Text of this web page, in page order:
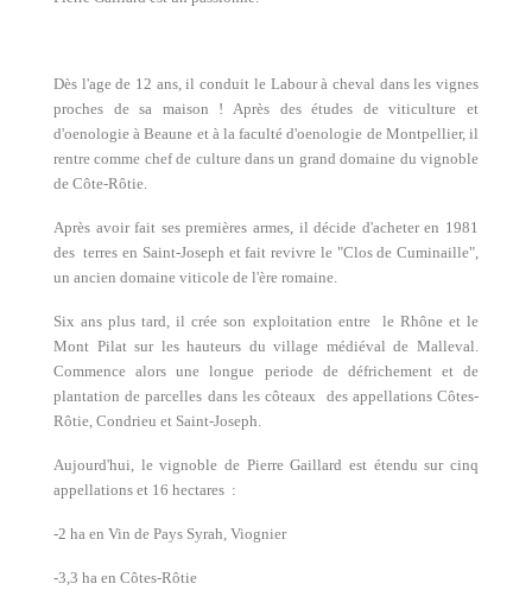
Dès l'age de 12 ans, il conduit le Labour à cheval dans les vignes
proches de sa maison ! Après des études de viticulture et
d'oenologie à Beaune et à la faculté d'oenologie de Montpellier, il
rentre comme chef de culture dans un grand domaine du vignoble
de Côte-Rôtie.
Après avoir fait ses premières armes, il décide d'acheter en 1981
des terres en Saint-Joseph et fait revivre le "Clos de Cuminaille",
un ancien domaine viticole de l'ère romaine.
Six ans plus tard, il crée son exploitation entre le Rhône et le
Mont Pilat sur les hauteurs du village médiéval de Malleval.
Commence alors une longue periode de défrichement et de
plantation de parcelles dans les côteaux des appellations Côtes-
Rôtie, Condrieu et Saint-Joseph.
Aujourd'hui, le vignoble de Pierre Gaillard est étendu sur cinq
appellations et 16 hectares :
-2 ha en Vin de Pays Syrah, Viognier
-3,3 ha en Côtes-Rôtie